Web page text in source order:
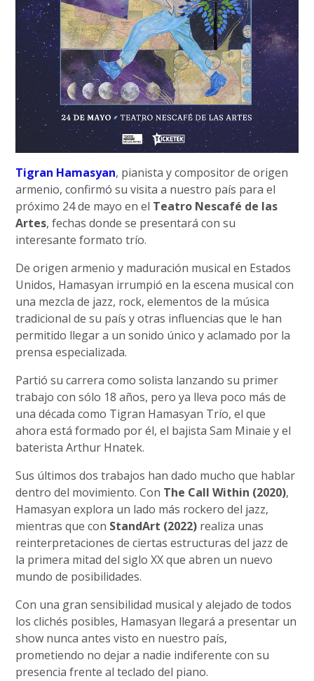
Tigran Hamasyan, pianista y compositor de origen
armenio, confirmó su visita a nuestro país para el
próximo 24 de mayo en el Teatro Nescafé de las
Artes, fechas donde se presentará con su
interesante formato trío.
De origen armenio y maduración musical en Estados
Unidos, Hamasyan irrumpió en la escena musical con
una mezcla de jazz, rock, elementos de la música
tradicional de su país y otras influencias que le han
permitido llegar a un sonido único y aclamado por la
prensa especializada.
Partió su carrera como solista lanzando su primer
trabajo con sólo 18 años, pero ya lleva poco más de
una década como Tigran Hamasyan Trío, el que
ahora está formado por él, el bajista Sam Minaie y el
baterista Arthur Hnatek.
Sus últimos dos trabajos han dado mucho que hablar
dentro del movimiento. Con The Call Within (2020),
Hamasyan explora un lado más rockero del jazz,
mientras que con StandArt (2022) realiza unas
reinterpretaciones de ciertas estructuras del jazz de
la primera mitad del siglo XX que abren un nuevo
mundo de posibilidades.
Con una gran sensibilidad musical y alejado de todos
los clichés posibles, Hamasyan llegará a presentar un
show nunca antes visto en nuestro país,
prometiendo no dejar a nadie indiferente con su
presencia frente al teclado del piano.